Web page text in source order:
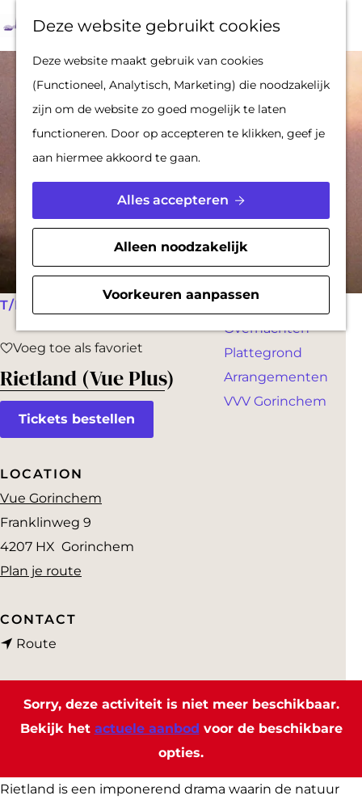
Deze website gebruikt cookies
Deze website maakt gebruik van cookies
(Functioneel, Analytisch, Marketing) die noodzakelijk
zijn om de website zo goed mogelijk te laten
functioneren. Door op accepteren te klikken, geef je
aan hiermee akkoord te gaan.
Alles accepteren
Alleen noodzakelijk
Voorkeuren aanpassen
G
r
e
h
m
e
p
g
F
o
t
e
n
K
t
Z
De Hollandse
Waterlinies en
Gorinchem
Vestingdriehoek
Inspiratie
PLAN JE BEZOEK
Reserveren
Bereikbaarheid
Parkeren
Overnachten
Plattegrond
Arrangementen
VVV Gorinchem
Rietland (Vue Plus)
T/M 21 APRIL
Voeg toe als favoriet
Voeg toe als favoriet
Tickets bestellen
LOCATION
Vue Gorinchem
Franklinweg 9
4207 HX Gorinchem
Plan je route
a
CONTACT
Route
r
e
Sorry, deze activiteit is niet meer beschikbaar.
Bekijk het actuele aanbod voor de beschikbare
opties.
Rietland is een imponerend drama waarin de natuur